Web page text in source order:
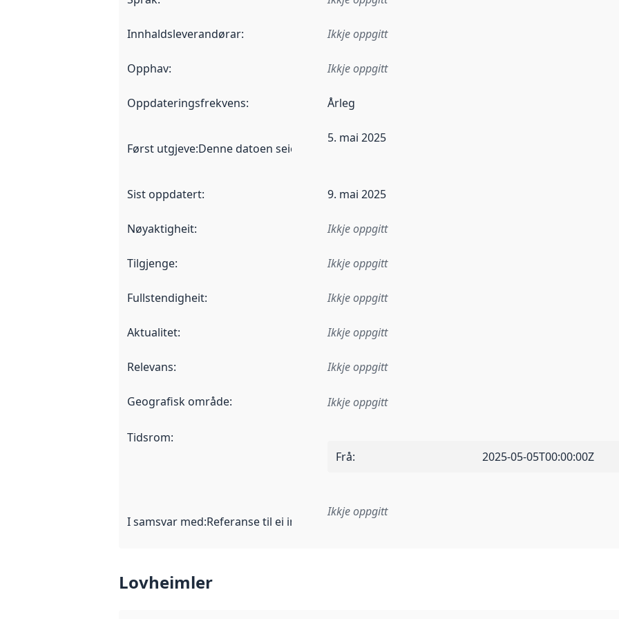
Innhaldsleverandørar: Ikkje oppgitt
Opphav: Ikkje oppgitt
Oppdateringsfrekvens: Årleg
Først utgjeve:Denne datoen seier når dataa i dette datasettet først blei utgitt. Det kan ha
5. mai 2025
Sist oppdatert: 9. mai 2025
Nøyaktigheit: Ikkje oppgitt
Tilgjenge: Ikkje oppgitt
Fullstendigheit: Ikkje oppgitt
Aktualitet: Ikkje oppgitt
Relevans: Ikkje oppgitt
Geografisk område: Ikkje oppgitt
Tidsrom:
Frå: 2025-05-05T00:00:00Z
I samsvar med:Referanse til ei implementeringsregel eller anna spesifikasjon som ligg til
Ikkje oppgitt
Lovheimler